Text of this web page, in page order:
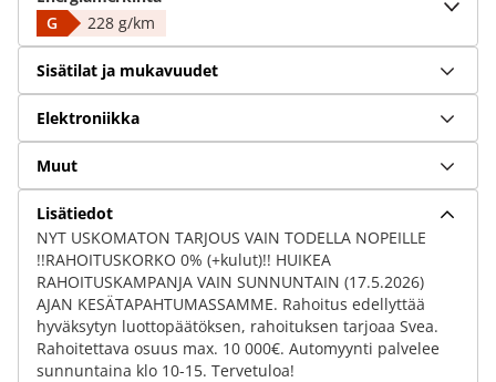
G
228 g/km
Sisätilat ja mukavuudet
Elektroniikka
Muut
Lisätiedot
NYT USKOMATON TARJOUS VAIN TODELLA NOPEILLE
!!RAHOITUSKORKO 0% (+kulut)!! HUIKEA
RAHOITUSKAMPANJA VAIN SUNNUNTAIN (17.5.2026)
AJAN KESÄTAPAHTUMASSAMME. Rahoitus edellyttää
hyväksytyn luottopäätöksen, rahoituksen tarjoaa Svea.
Rahoitettava osuus max. 10 000€. Automyynti palvelee
sunnuntaina klo 10-15. Tervetuloa!